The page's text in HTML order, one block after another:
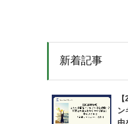
新着記事
ン